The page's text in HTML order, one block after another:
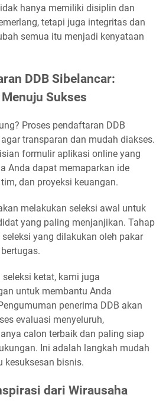
hanya memiliki disiplin dan
tetapi juga integritas dan
semua itu menjadi kenyataan
DDB Sibelancar:
Sukses
Proses pendaftaran DDB
transparan dan mudah diakses.
formulir aplikasi online yang
Anda dapat memaparkan ide
dan proyeksi keuangan.
melakukan seleksi awal untuk
yang paling menjanjikan. Tahap
yang dilakukan oleh pakar
ketat, kami juga
untuk membantu Anda
penerima DDB akan
evaluasi menyeluruh,
calon terbaik dan paling siap
Ini adalah langkah mudah
kesuksesan bisnis.
dari Wirausaha